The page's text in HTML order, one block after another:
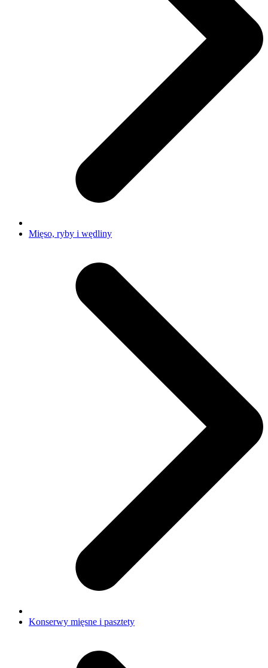
Mięso, ryby i wędliny
Konserwy mięsne i pasztety